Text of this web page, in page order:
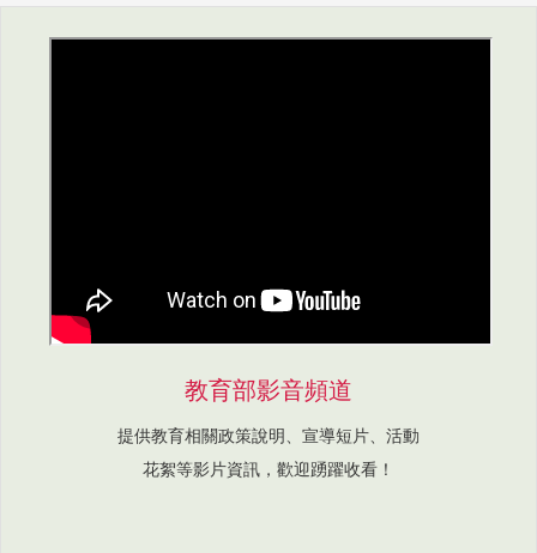
教育部影音頻道
提供教育相關政策說明、宣導短片、活動
花絮等影片資訊，歡迎踴躍收看！